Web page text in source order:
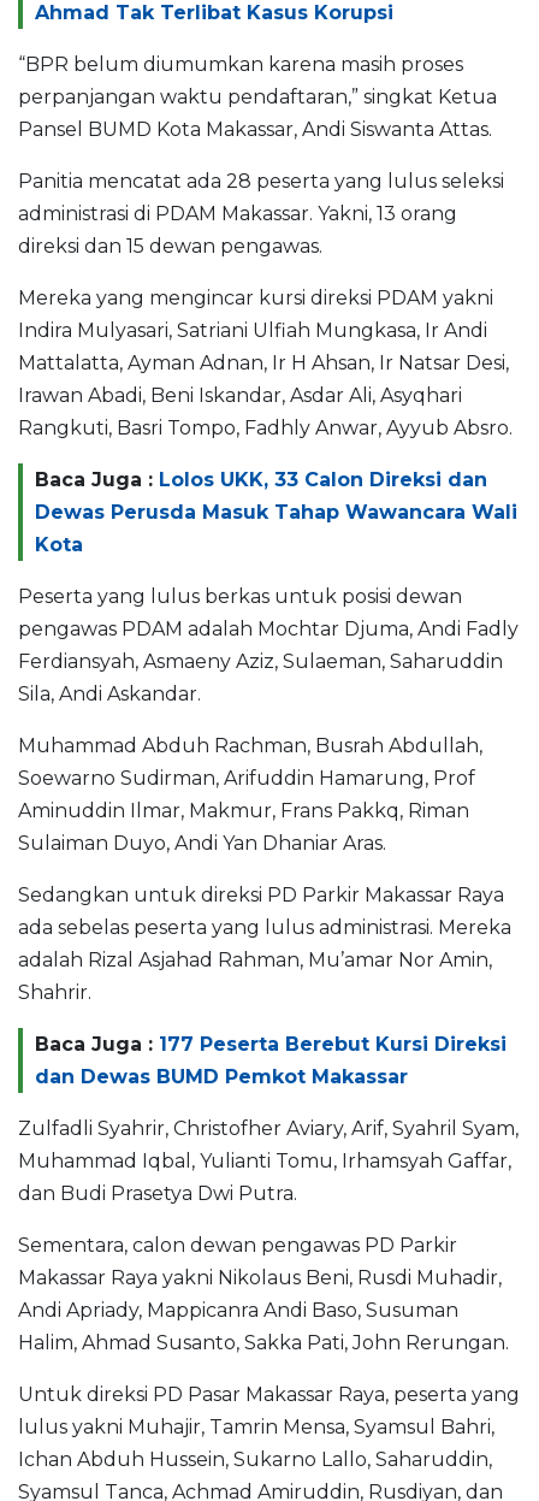
Ahmad Tak Terlibat Kasus Korupsi
“BPR belum diumumkan karena masih proses
perpanjangan waktu pendaftaran,” singkat Ketua
Pansel BUMD Kota Makassar, Andi Siswanta Attas.
Panitia mencatat ada 28 peserta yang lulus seleksi
administrasi di PDAM Makassar. Yakni, 13 orang
direksi dan 15 dewan pengawas.
Mereka yang mengincar kursi direksi PDAM yakni
Indira Mulyasari, Satriani Ulfiah Mungkasa, Ir Andi
Mattalatta, Ayman Adnan, Ir H Ahsan, Ir Natsar Desi,
Irawan Abadi, Beni Iskandar, Asdar Ali, Asyqhari
Rangkuti, Basri Tompo, Fadhly Anwar, Ayyub Absro.
Baca Juga : Lolos UKK, 33 Calon Direksi dan
Dewas Perusda Masuk Tahap Wawancara Wali
Kota
Peserta yang lulus berkas untuk posisi dewan
pengawas PDAM adalah Mochtar Djuma, Andi Fadly
Ferdiansyah, Asmaeny Aziz, Sulaeman, Saharuddin
Sila, Andi Askandar.
Muhammad Abduh Rachman, Busrah Abdullah,
Soewarno Sudirman, Arifuddin Hamarung, Prof
Aminuddin Ilmar, Makmur, Frans Pakkq, Riman
Sulaiman Duyo, Andi Yan Dhaniar Aras.
Sedangkan untuk direksi PD Parkir Makassar Raya
ada sebelas peserta yang lulus administrasi. Mereka
adalah Rizal Asjahad Rahman, Mu’amar Nor Amin,
Shahrir.
Baca Juga : 177 Peserta Berebut Kursi Direksi
dan Dewas BUMD Pemkot Makassar
Zulfadli Syahrir, Christofher Aviary, Arif, Syahril Syam,
Muhammad Iqbal, Yulianti Tomu, Irhamsyah Gaffar,
dan Budi Prasetya Dwi Putra.
Sementara, calon dewan pengawas PD Parkir
Makassar Raya yakni Nikolaus Beni, Rusdi Muhadir,
Andi Apriady, Mappicanra Andi Baso, Susuman
Halim, Ahmad Susanto, Sakka Pati, John Rerungan.
Untuk direksi PD Pasar Makassar Raya, peserta yang
lulus yakni Muhajir, Tamrin Mensa, Syamsul Bahri,
Ichan Abduh Hussein, Sukarno Lallo, Saharuddin,
Syamsul Tanca, Achmad Amiruddin, Rusdiyan, dan